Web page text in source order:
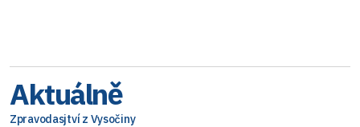
Aktuálně
Zpravodasjtví z Vysočiny